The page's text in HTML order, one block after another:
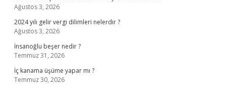
Ağustos 3, 2026
2024 yılı gelir vergi dilimleri nelerdir ?
Ağustos 3, 2026
İnsanoğlu beşer nedir ?
Temmuz 31, 2026
İç kanama üşüme yapar mı ?
Temmuz 30, 2026